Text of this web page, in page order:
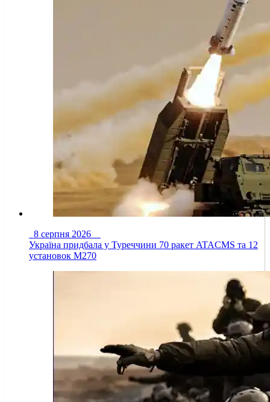
8 серпня 2026
Україна придбала у Туреччини 70 ракет ATACMS та 12
установок M270